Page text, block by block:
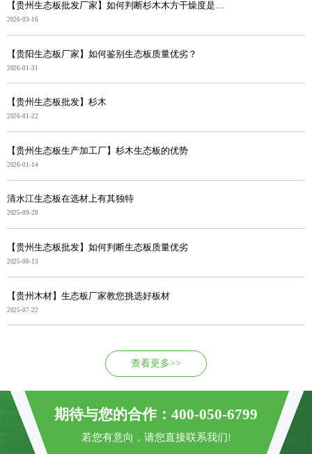
2026-03-16
【贵阳生态板厂家】如何鉴别生态板质量优劣？
2026-01-31
【贵州生态板批发】杉木
2026-01-22
【贵州生态板生产加工厂】杉木生态板的优势
2026-01-14
清水江生态板在选材上有其独特
2025-09-28
【贵州生态板批发】如何判断生态板质量优劣
2025-08-13
【贵州木材】生态板厂家教您挑选好板材
2025-07-22
查看更多>>
期待与您的合作：400-050-6799
若您有意向，请您直接联系我们!